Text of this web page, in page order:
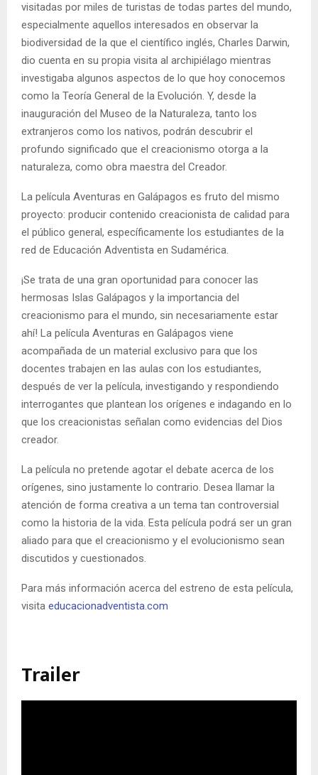
visitadas por miles de turistas de todas partes del mundo,
especialmente aquellos interesados en observar la
biodiversidad de la que el científico inglés, Charles Darwin,
dio cuenta en su propia visita al archipiélago mientras
investigaba algunos aspectos de lo que hoy conocemos
como la Teoría General de la Evolución. Y, desde la
inauguración del Museo de la Naturaleza, tanto los
extranjeros como los nativos, podrán descubrir el
profundo significado que el creacionismo otorga a la
naturaleza, como obra maestra del Creador.
La película Aventuras en Galápagos es fruto del mismo
proyecto: producir contenido creacionista de calidad para
el público general, específicamente los estudiantes de la
red de Educación Adventista en Sudamérica.
¡Se trata de una gran oportunidad para conocer las
hermosas Islas Galápagos y la importancia del
creacionismo para el mundo, sin necesariamente estar
ahí! La película Aventuras en Galápagos viene
acompañada de un material exclusivo para que los
docentes trabajen en las aulas con los estudiantes,
después de ver la película, investigando y respondiendo
interrogantes que plantean los orígenes e indagando en lo
que los creacionistas señalan como evidencias del Dios
creador.
La película no pretende agotar el debate acerca de los
orígenes, sino justamente lo contrario. Desea llamar la
atención de forma creativa a un tema tan controversial
como la historia de la vida. Esta película podrá ser un gran
aliado para que el creacionismo y el evolucionismo sean
discutidos y cuestionados.
Para más información acerca del estreno de esta película,
visita educacionadventista.com
Trailer